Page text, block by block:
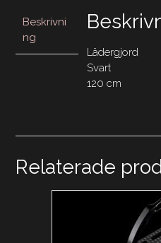
Beskrivni
ng
Lädergjord
Svart
120 cm
Relaterade